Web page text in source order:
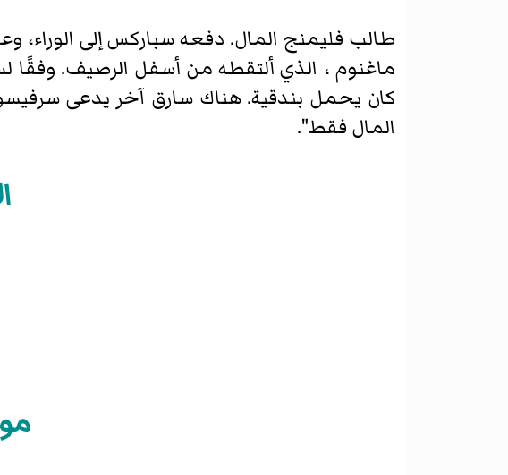
ماغنوم ، الذي ألتقطه من أسفل الرصيف.
كان يحمل بندقية. هناك سارق آخر يدعى
المال فقط".